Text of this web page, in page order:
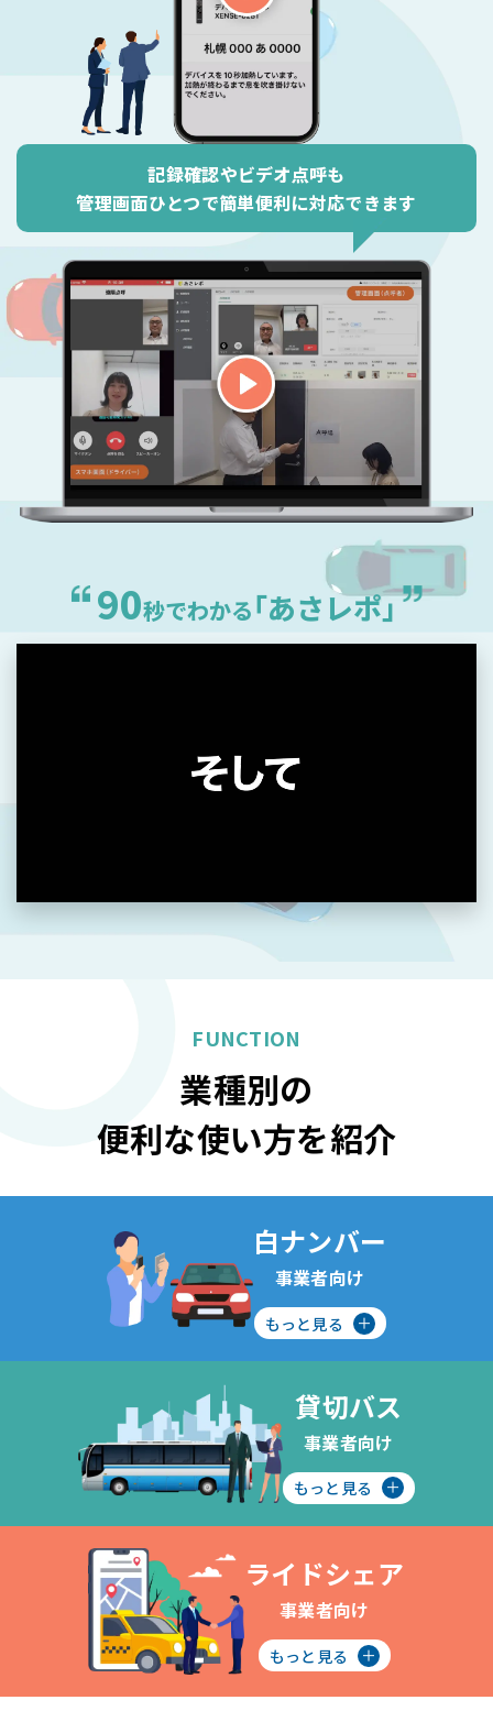
記録確認やビデオ点呼も
管理画面ひとつで簡単便利に対応できます
90秒でわかる｢あさレポ｣
FUNCTION
業種別の
便利な使い方を紹介
白ナンバー
事業者向け
もっと見る
貸切バス
事業者向け
もっと見る
ライドシェア
事業者向け
もっと見る